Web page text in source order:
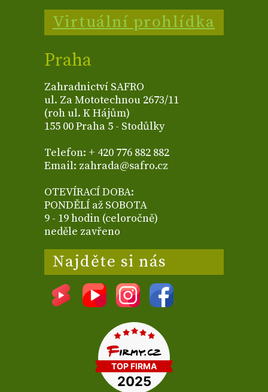
Virtuální prohlídka
Praha
Zahradnictví SAFRO
ul. Za Mototechnou 2673/11
(roh ul. K Hájům)
155 00 Praha 5 - Stodůlky
Telefon: + 420 776 882 882
Email: zahrada@safro.cz
OTEVÍRACÍ DOBA:
PONDĚLÍ až SOBOTA
9 - 19 hodin (celoročně)
neděle zavřeno
Najděte si nás